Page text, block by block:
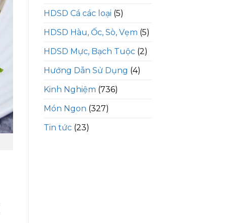
HDSD Cá các loại (5)
HDSD Hàu, Ốc, Sò, Vẹm (5)
HDSD Mực, Bạch Tuộc(2)
Hướng Dẫn Sử Dụng (4)
Kinh Nghiệm (736)
Món Ngon (327)
Tin tức(23)